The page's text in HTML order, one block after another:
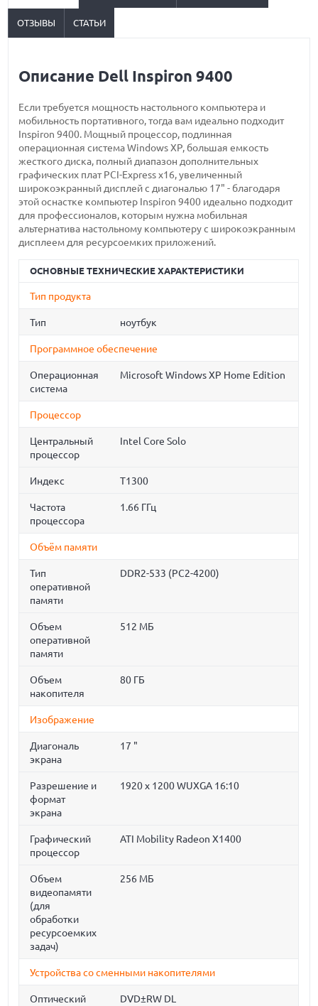
ОТЗЫВЫ СТАТЬИ
Описание Dell Inspiron 9400
Если требуется мощность настольного компьютера и
мобильность портативного, тогда вам идеально подходит
Inspiron 9400. Мощный процессор, подлинная
операционная система Windows XP, большая емкость
жесткого диска, полный диапазон дополнительных
графических плат PCI-Express x16, увеличенный
широкоэкранный дисплей с диагональю 17" - благодаря
этой оснастке компьютер Inspiron 9400 идеально подходит
для профессионалов, которым нужна мобильная
альтернатива настольному компьютеру с широкоэкранным
дисплеем для ресурсоемких приложений.
ОСНОВНЫЕ ТЕХНИЧЕСКИЕ ХАРАКТЕРИСТИКИ
Тип продукта
Тип ноутбук
Программное обеспечение
Операционная
система
Microsoft Windows XP Home Edition
Процессор
Центральный
процессор
Intel Core Solo
Индекс T1300
Частота
процессора
1.66 ГГц
Объём памяти
Тип
оперативной
памяти
DDR2-533 (PC2-4200)
Объем
оперативной
памяти
512 МБ
Объем
накопителя
80 ГБ
Изображение
Диагональ
экрана
17 "
Разрешение и
формат
экрана
1920 x 1200 WUXGA 16:10
Графический
процессор
ATI Mobility Radeon X1400
Объем
видеопамяти
(для
обработки
ресурсоемких
задач)
256 МБ
Устройства со сменными накопителями
Оптический
DVD±RW DL